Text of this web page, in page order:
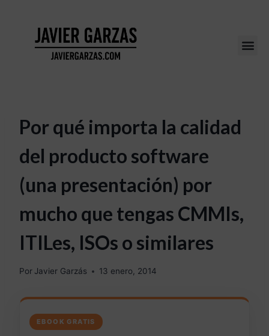
Por qué importa la calidad
del producto software
(una presentación) por
mucho que tengas CMMIs,
ITILes, ISOs o similares
Por Javier Garzás 13 enero, 2014
EBOOK GRATIS